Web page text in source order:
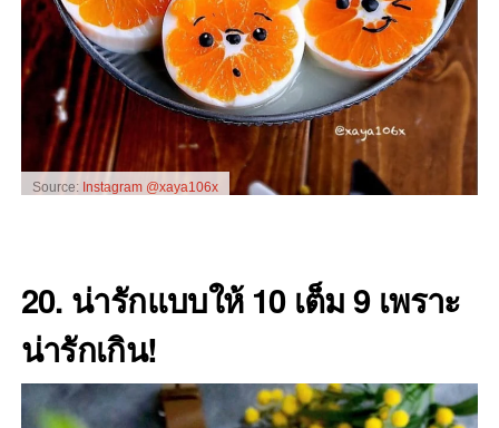
Source: Instagram @xaya106x
20. น่ารักแบบให้ 10 เต็ม 9 เพราะ
น่ารักเกิน!